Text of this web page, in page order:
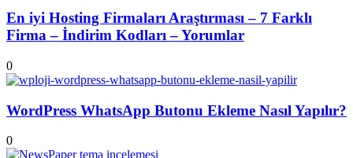
En iyi Hosting Firmaları Araştırması – 7 Farklı
Firma – İndirim Kodları – Yorumlar
0
WordPress WhatsApp Butonu Ekleme Nasıl Yapılır?
0